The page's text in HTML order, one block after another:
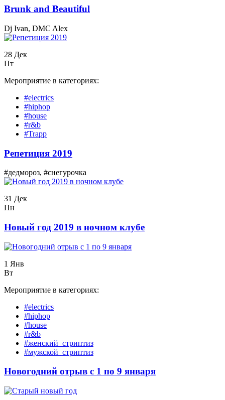
Вrunk and Beautiful
Dj Ivan, DMC Alex
28 Дек
Пт
Мероприятие в категориях:
#electrics
#hiphop
#house
#r&b
#Trapp
Репетиция 2019
#дедмороз, #снегурочка
31 Дек
Пн
Новый год 2019 в ночном клубе
1 Янв
Вт
Мероприятие в категориях:
#electrics
#hiphop
#house
#r&b
#женский_стриптиз
#мужской_стриптиз
Новогодний отрыв с 1 по 9 января